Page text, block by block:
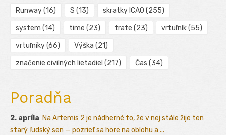
Runway(16) S (13) skratky ICAO (255)
system (14) time (23) trate (23) vrtuľník(55)
vrtuľníky(66) Výška (21)
značenie civilných lietadiel (217) Čas (34)
Poradňa
2. apríla: Na Artemis 2 je nádherné to, že v nej stále žije ten
starý ľudský sen — pozrieť sa hore na oblohu a ...